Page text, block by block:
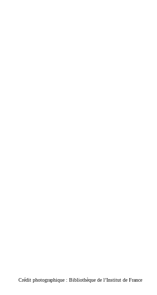
Crédit photographique : Bibliothèque de l’Institut de France